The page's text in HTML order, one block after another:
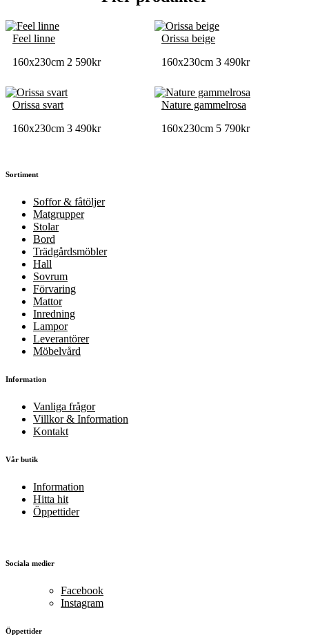
Feel linne
160x230cm 2 590kr
Orissa beige
160x230cm 3 490kr
Orissa svart
160x230cm 3 490kr
Nature gammelrosa
160x230cm 5 790kr
Sortiment
Soffor & fåtöljer
Matgrupper
Stolar
Bord
Trädgårdsmöbler
Hall
Sovrum
Förvaring
Mattor
Inredning
Lampor
Leverantörer
Möbelvård
Information
Vanliga frågor
Villkor & Information
Kontakt
Vår butik
Information
Hitta hit
Öppettider
Sociala medier
Facebook
Instagram
Öppettider